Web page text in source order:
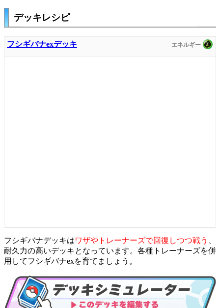
デッキレシピ
フシギバナexデッキ
フシギバナデッキはワザやトレーナーズで回復しつつ戦う 、
耐久力の高いデッキとなっています。各種トレーナーズを併
用してフシギバナexを育てましょう。